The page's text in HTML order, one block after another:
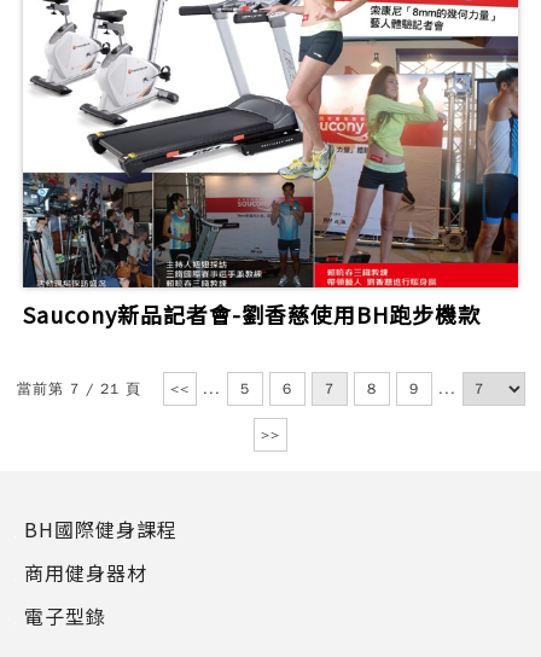
Saucony新品記者會-劉香慈使用BH跑步機款
當前第 7 / 21 頁 << ... 5 6 7 8 9 ...
>>
BH國際健身課程
商用健身器材
電子型錄